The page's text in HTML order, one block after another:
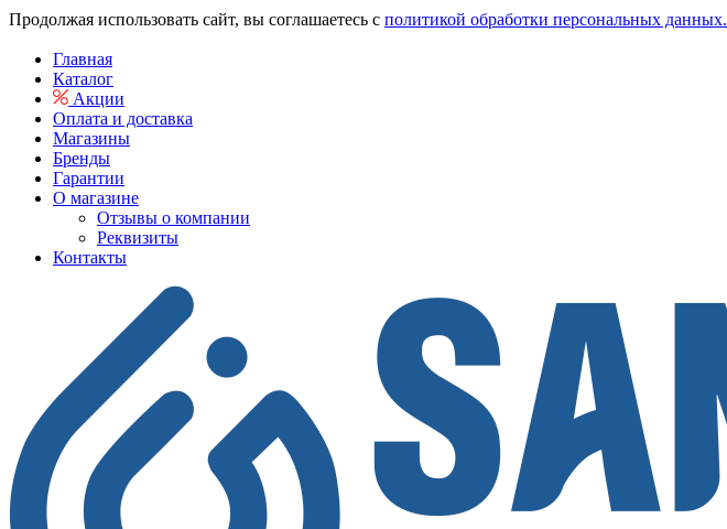
Продолжая использовать сайт, вы соглашаетесь с политикой обработки персональных данных.
Главная
Каталог
Акции
Оплата и доставка
Магазины
Бренды
Гарантии
О магазине
Отзывы о компании
Реквизиты
Контакты